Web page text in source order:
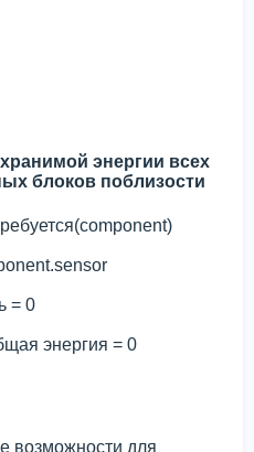
энергии всех
блоков поблизости
= 0
энергия = 0
возможности для